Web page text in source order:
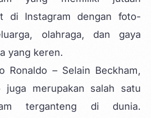
di Instagram dengan foto-
olahraga, dan gaya
yang keren.
Ronaldo – Selain Beckham,
juga merupakan salah satu
terganteng di dunia.